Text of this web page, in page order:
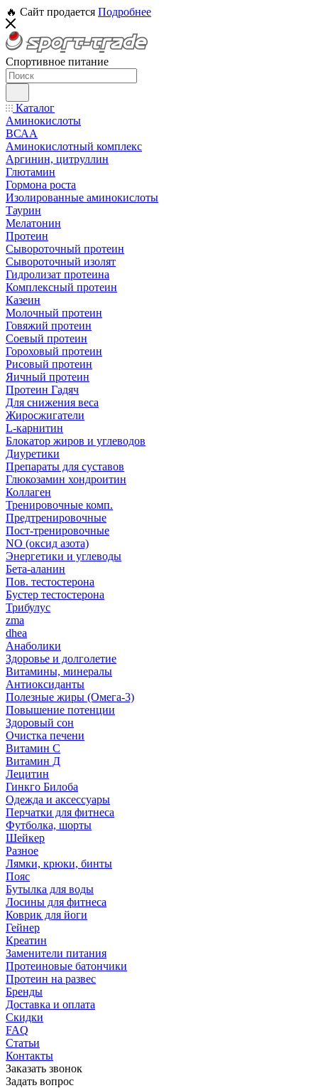
🔥 Сайт продается Подробнее
Спортивное питание
Каталог
Аминокислоты
ВСАА
Аминокислотный комплекс
Аргинин, цитруллин
Глютамин
Гормона роста
Изолированные аминокислоты
Таурин
Мелатонин
Протеин
Сывороточный протеин
Сывороточный изолят
Гидролизат протеина
Комплексный протеин
Казеин
Молочный протеин
Говяжий протеин
Соевый протеин
Гороховый протеин
Рисовый протеин
Яичный протеин
Протеин Гадяч
Для снижения веса
Жиросжигатели
L-карнитин
Блокатор жиров и углеводов
Диуретики
Препараты для суставов
Глюкозамин хондроитин
Коллаген
Тренировочные комп.
Предтренировочные
Пост-тренировочные
NO (оксид азота)
Энергетики и углеводы
Бета-аланин
Пов. тестостерона
Бустер тестостерона
Трибулус
zma
dhea
Анаболики
Здоровье и долголетие
Витамины, минералы
Антиоксиданты
Полезные жиры (Омега-3)
Повышение потенции
Здоровый сон
Очистка печени
Витамин С
Витамин Д
Лецитин
Гинкго Билоба
Одежда и аксессуары
Перчатки для фитнеса
Футболка, шорты
Шейкер
Разное
Лямки, крюки, бинты
Пояс
Бутылка для воды
Лосины для фитнеса
Коврик для йоги
Гейнер
Креатин
Заменители питания
Протеиновые батончики
Протеин на развес
Бренды
Доставка и оплата
Скидки
FAQ
Статьи
Контакты
Заказать звонок
Задать вопрос